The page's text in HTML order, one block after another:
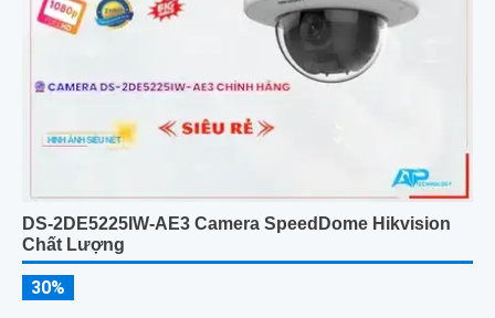
DS-2DE5225IW-AE3 Camera SpeedDome Hikvision
Chất Lượng
30%